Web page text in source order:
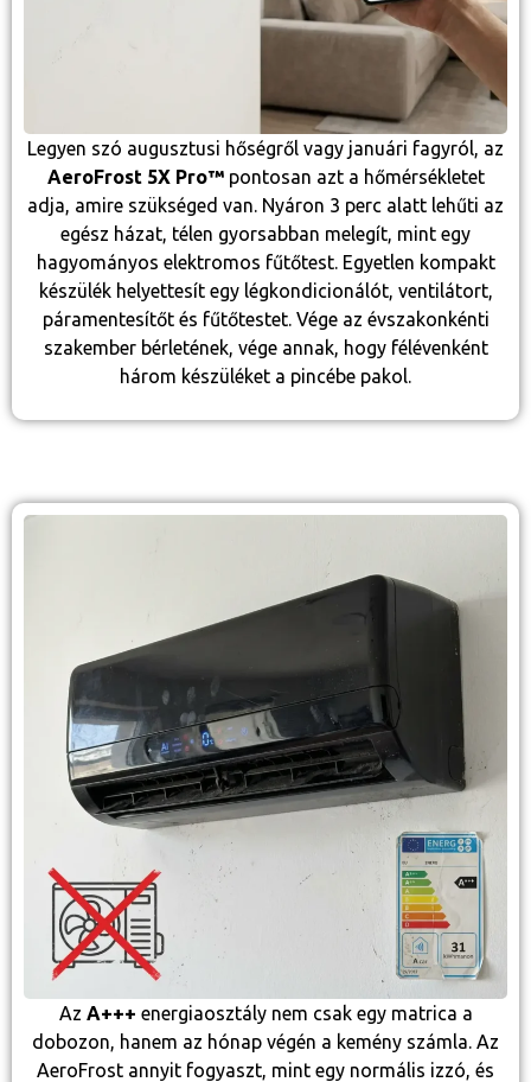
Legyen szó augusztusi hőségről vagy januári fagyról, az
AeroFrost 5X Pro™pontosan azt a hőmérsékletet
adja, amire szükséged van. Nyáron 3 perc alatt lehűti az
egész házat, télen gyorsabban melegít, mint egy
hagyományos elektromos fűtőtest. Egyetlen kompakt
készülék helyettesít egy légkondicionálót, ventilátort,
páramentesítőt és fűtőtestet. Vége az évszakonkénti
szakember bérletének, vége annak, hogy félévenként
három készüléket a pincébe pakol.
Az A+++ energiaosztály nem csak egy matrica a
dobozon, hanem az hónap végén a kemény számla. Az
AeroFrost annyit fogyaszt, mint egy normális izzó, és